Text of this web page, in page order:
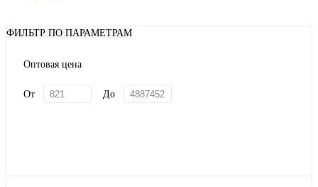
ФИЛЬТР ПО ПАРАМЕТРАМ
Оптовая цена
От До